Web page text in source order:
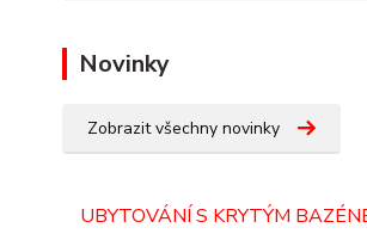
Novinky
Zobrazit všechny novinky
UBYTOVÁNÍ S KRYTÝM